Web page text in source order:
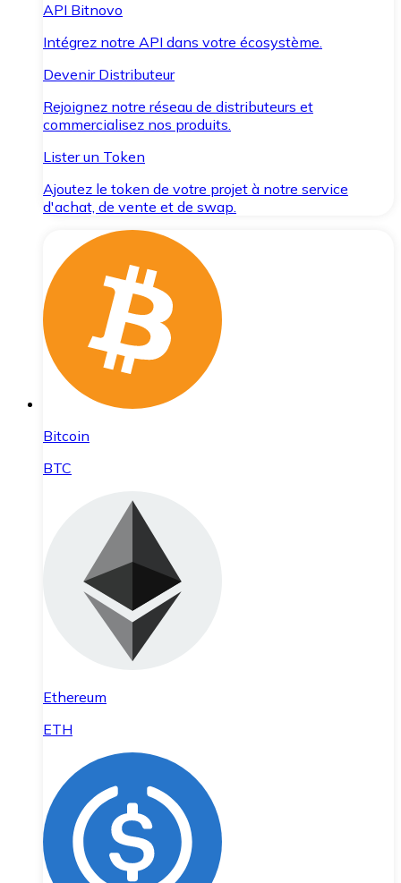
API Bitnovo
Intégrez notre API dans votre écosystème.
Devenir Distributeur
Rejoignez notre réseau de distributeurs et
commercialisez nos produits.
Lister un Token
Ajoutez le token de votre projet à notre service
d'achat, de vente et de swap.
Bitcoin
BTC
Ethereum
ETH